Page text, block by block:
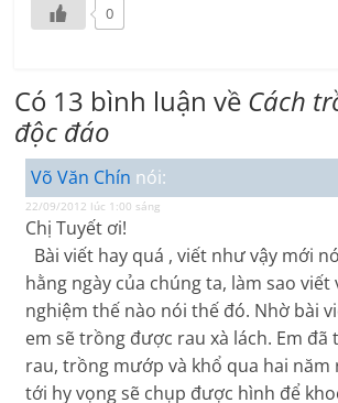
0
Có 13 bình luận về Cách
độc đáo
Võ Văn Chín nói:
22/09/2012 lúc 1:00 sáng
Chị Tuyết ơi!
Bài viết hay quá , viết như vậy mới
hằng ngày của chúng ta, làm sao viết
nghiệm thế nào nói thế đó. Nhờ bài
em sẽ trồng được rau xà lách. Em
rau, trồng mướp và khổ qua hai năm
tới hy vọng sẽ chụp được hình để